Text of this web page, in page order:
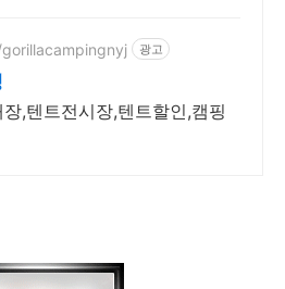
광고
,텐트전시장,텐트할인,캠핑